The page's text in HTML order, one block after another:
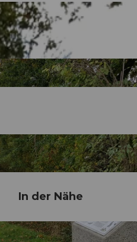
In der Nähe